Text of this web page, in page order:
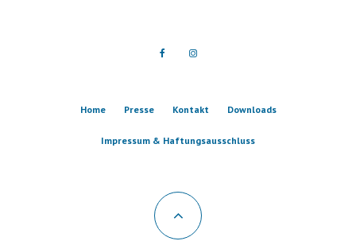
Home Presse Kontakt Downloads
Impressum & Haftungsausschluss